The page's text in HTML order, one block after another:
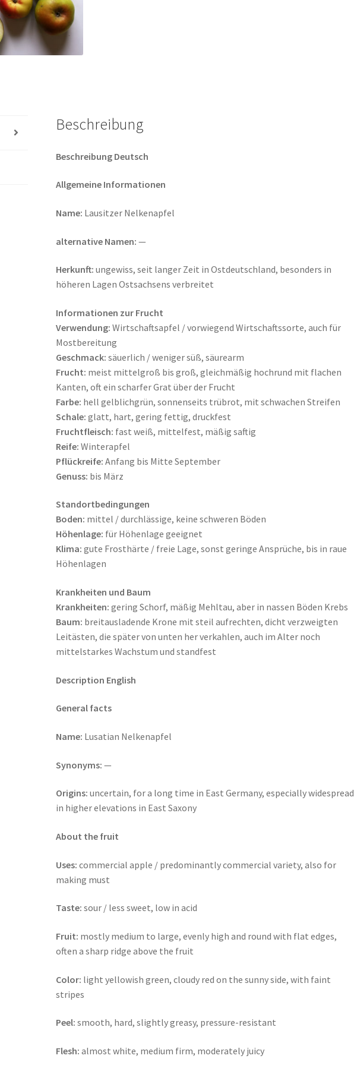
Beschreibung
Beschreibung Deutsch
Allgemeine Informationen
Name: Lausitzer Nelkenapfel
alternative Namen: —
Herkunft: ungewiss, seit langer Zeit in Ostdeutschland, besonders in
höheren Lagen Ostsachsens verbreitet
Informationen zur Frucht
Verwendung: Wirtschaftsapfel / vorwiegend Wirtschaftssorte, auch für
Mostbereitung
Geschmack: säuerlich / weniger süß, säurearm
Frucht: meist mittelgroß bis groß, gleichmäßig hochrund mit flachen
Kanten, oft ein scharfer Grat über der Frucht
Farbe: hell gelblichgrün, sonnenseits trübrot, mit schwachen Streifen
Schale: glatt, hart, gering fettig, druckfest
Fruchtfleisch: fast weiß, mittelfest, mäßig saftig
Reife: Winterapfel
Pflückreife: Anfang bis Mitte September
Genuss: bis März
Standortbedingungen
Boden: mittel / durchlässige, keine schweren Böden
Höhenlage: für Höhenlage geeignet
Klima: gute Frosthärte / freie Lage, sonst geringe Ansprüche, bis in raue
Höhenlagen
Krankheiten und Baum
Krankheiten: gering Schorf, mäßig Mehltau, aber in nassen Böden Krebs
Baum: breitausladende Krone mit steil aufrechten, dicht verzweigten
Leitästen, die später von unten her verkahlen, auch im Alter noch
mittelstarkes Wachstum und standfest
Description English
General facts
Name: Lusatian Nelkenapfel
Synonyms: —
Origins: uncertain, for a long time in East Germany, especially widespread
in higher elevations in East Saxony
About the fruit
Uses: commercial apple / predominantly commercial variety, also for
making must
Taste: sour / less sweet, low in acid
Fruit: mostly medium to large, evenly high and round with flat edges,
often a sharp ridge above the fruit
Color: light yellowish green, cloudy red on the sunny side, with faint
stripes
Peel: smooth, hard, slightly greasy, pressure-resistant
Flesh: almost white, medium firm, moderately juicy